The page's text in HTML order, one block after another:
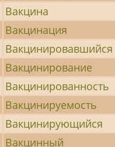
Вакцина
Вакцинация
Вакцинировавшийся
Вакцинирование
Вакцинированность
Вакцинируемость
Вакцинирующийся
Вакцинный